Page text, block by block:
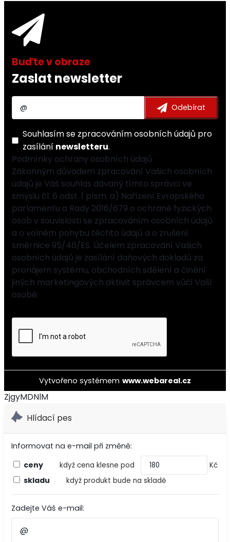
Zaslat newsletter
Souhlasím se zpracováním osobních údajů pro
zasílání newsletteru.
Podmínky ochrany osobních údajů
Zákonným důvodem zpracování Vašich osobních
údajů je Váš souhlas dávaný tímto správci ve
smyslu čl. 6 odst. 1 písm. a) Nařízení Evropského
parlamentu a Rady 2016/679 o ochraně fyzických
osob v souvislosti se zpracováním osobních údajů
a o volném pohybu těchto údajů a o zrušení
směrnice 95/46/ES. Účelem zpracování Vašich
osobních údajů je zasílání daňových dokladů za
pronájem systému, obchodních sdělení a činění
jiných marketingových aktivit správcem vůči Vaší
osobě.
Vytvořeno systémem www.webareal.cz
ZjgyMDNlM
Hlídací pes
Informovat na e-mail při změně:
ceny
když cena klesne pod Kč
skladu když produkt bude na skladě
Zadejte Váš e-mail: